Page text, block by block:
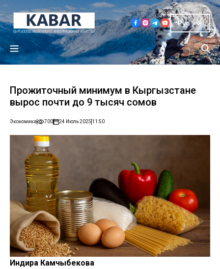
Рус
Прожиточный минимум в Кыргызстане
вырос почти до 9 тысяч сомов
Экономика 700 24 Июль 2025 11:50
Индира Камчыбекова